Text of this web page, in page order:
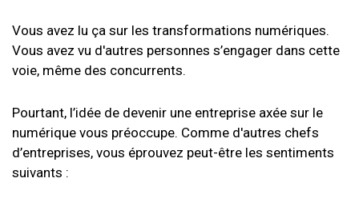
Vous avez lu ça sur les transformations numériques.
Vous avez vu d'autres personnes s’engager dans cette
voie, même des concurrents.
Pourtant, l’idée de devenir une entreprise axée sur le
numérique vous préoccupe. Comme d'autres chefs
d’entreprises, vous éprouvez peut-être les sentiments
suivants :